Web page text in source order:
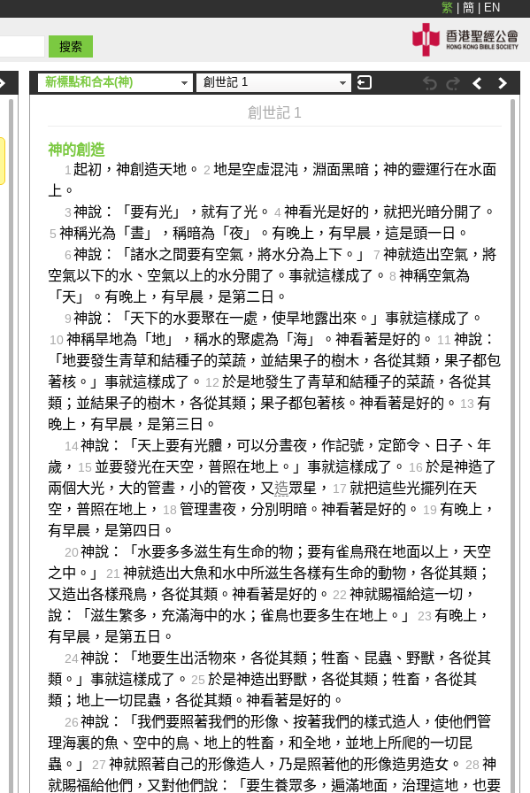
繁 簡 EN
新標點和合本(神) 創世記 1
創世記 1
神的創造
1 起初，神創造天地。 2 地是空虛混沌，淵面黑暗；神的靈運行在水面
上。
3 神說：「要有光」，就有了光。 4神看光是好的，就把光暗分開了。
5 神稱光為「晝」，稱暗為「夜」。有晚上，有早晨，這是頭一日。
6 神說：「諸水之間要有空氣，將水分為上下。」 7 神就造出空氣，將
空氣以下的水、空氣以上的水分開了。事就這樣成了。 8 神稱空氣為
「天」。有晚上，有早晨，是第二日。
9 神說：「天下的水要聚在一處，使旱地露出來。」事就這樣成了。
10 神稱旱地為「地」，稱水的聚處為「海」。神看著是好的。 11 神說：
「地要發生青草和結種子的菜蔬，並結果子的樹木，各從其類，果子都包
著核。」事就這樣成了。 12 於是地發生了青草和結種子的菜蔬，各從其
類；並結果子的樹木，各從其類；果子都包著核。神看著是好的。 13 有
晚上，有早晨，是第三日。
14神說：「天上要有光體，可以分晝夜，作記號，定節令、日子、年
歲， 15 並要發光在天空，普照在地上。」事就這樣成了。 16 於是神造了
兩個大光，大的管晝，小的管夜，又造眾星， 17 就把這些光擺列在天
空，普照在地上， 18 管理晝夜，分別明暗。神看著是好的。 19 有晚上，
有早晨，是第四日。
20 神說：「水要多多滋生有生命的物；要有雀鳥飛在地面以上，天空
之中。」
21 神就造出大魚和水中所滋生各樣有生命的動物，各從其類；
又造出各樣飛鳥，各從其類。神看著是好的。 22 神就賜福給這一切，
說：「滋生繁多，充滿海中的水；雀鳥也要多生在地上。」
23 有晚上，
有早晨，是第五日。
24神說：「地要生出活物來，各從其類；牲畜、昆蟲、野獸，各從其
類。」事就這樣成了。 25 於是神造出野獸，各從其類；牲畜，各從其
類；地上一切昆蟲，各從其類。神看著是好的。
26 神說：「我們要照著我們的形像、按著我們的樣式造人，使他們管
理海裏的魚、空中的鳥、地上的牲畜，和全地，並地上所爬的一切昆
蟲。」
27 神就照著自己的形像造人，乃是照著他的形像造男造女。 28 神
就賜福給他們，又對他們說：「要生養眾多，遍滿地面，治理這地，也要